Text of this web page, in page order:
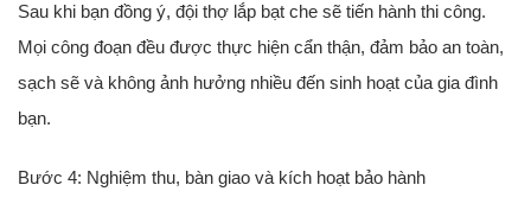
Sau khi bạn đồng ý, đội thợ lắp bạt che sẽ tiến hành thi công.
Mọi công đoạn đều được thực hiện cẩn thận, đảm bảo an toàn,
sạch sẽ và không ảnh hưởng nhiều đến sinh hoạt của gia đình
bạn.
Bước 4: Nghiệm thu, bàn giao và kích hoạt bảo hành